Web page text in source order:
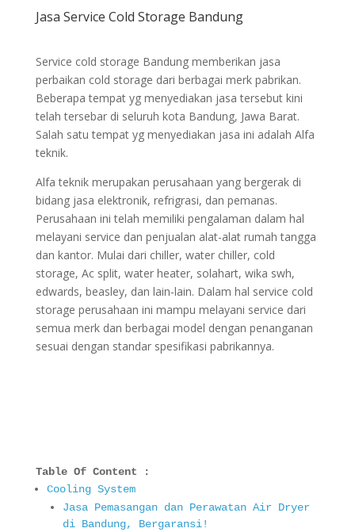
Jasa Service Cold Storage Bandung
Service cold storage Bandung memberikan jasa
perbaikan cold storage dari berbagai merk pabrikan.
Beberapa tempat yg menyediakan jasa tersebut kini
telah tersebar di seluruh kota Bandung, Jawa Barat.
Salah satu tempat yg menyediakan jasa ini adalah Alfa
teknik.
Alfa teknik merupakan perusahaan yang bergerak di
bidang jasa elektronik, refrigrasi, dan pemanas.
Perusahaan ini telah memiliki pengalaman dalam hal
melayani service dan penjualan alat-alat rumah tangga
dan kantor. Mulai dari chiller, water chiller, cold
storage, Ac split, water heater, solahart, wika swh,
edwards, beasley, dan lain-lain. Dalam hal service cold
storage perusahaan ini mampu melayani service dari
semua merk dan berbagai model dengan penanganan
sesuai dengan standar spesifikasi pabrikannya.
Table Of Content :
Cooling System
Jasa Pemasangan dan Perawatan Air Dryer
di Bandung, Bergaransi!